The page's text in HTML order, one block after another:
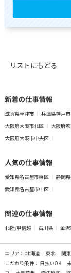
リストにもどる
新着の仕事情報
滋賀県草津市 兵庫県神戸
大阪府大阪市北区
大阪府
大阪府大阪市中央区
人気の仕事情報
愛知県名古屋市東区 静岡
愛知県名古屋市中区
関連の仕事情報
北陸/甲信越 石川県 金
エリア： 北海道 東北 関東
こだわり条件： 日払いOK